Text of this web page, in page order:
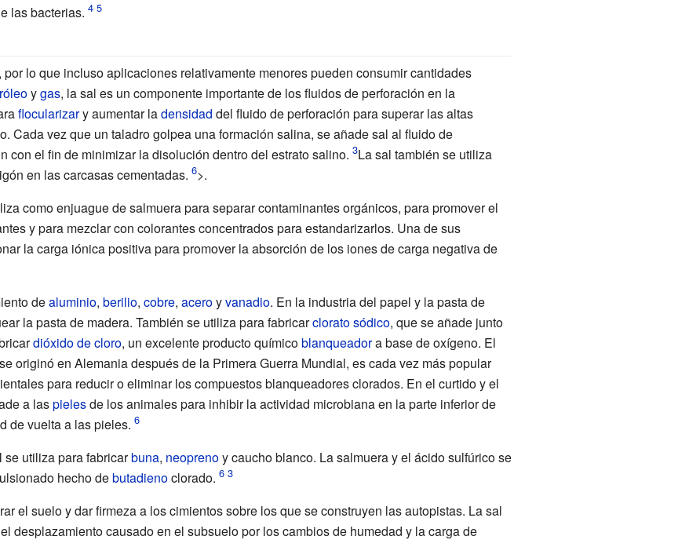
las bacterias.
lo que incluso aplicaciones relativamente menores pueden consumir cantidades
ygas, la sal es un componente importante de los fluidos de perforación en la
flocularizary aumentar ladensidad del fluido de perforación para superar las altas
Cada vez que un taladro golpea una formación salina, se añade sal al fluido de
con el fin de minimizar la disolución dentro del estrato salino. La sal también se utiliza
en las carcasas cementadas. >.
como enjuague de salmuera para separar contaminantes orgánicos, para promover el
y para mezclar con colorantes concentrados para estandarizarlos. Una de sus
la carga iónica positiva para promover la absorción de los iones de carga negativa de
dealuminio, berilio, cobre, aceroyvanadio. En la industria del papel y la pasta de
la pasta de madera. También se utiliza para fabricarclorato sódico, que se añade junto
dióxido de cloro, un excelente producto químicoblanqueadora base de oxígeno. El
originó en Alemania después de la Primera Guerra Mundial, es cada vez más popular
para reducir o eliminar los compuestos blanqueadores clorados. En el curtido y el
a laspielesde los animales para inhibir la actividad microbiana en la parte inferior de
de vuelta a las pieles.
se utiliza para fabricarbuna, neoprenoy caucho blanco. La salmuera y el ácido sulfúrico se
hecho debutadienoclorado.
el suelo y dar firmeza a los cimientos sobre los que se construyen las autopistas. La sal
desplazamiento causado en el subsuelo por los cambios de humedad y la carga de